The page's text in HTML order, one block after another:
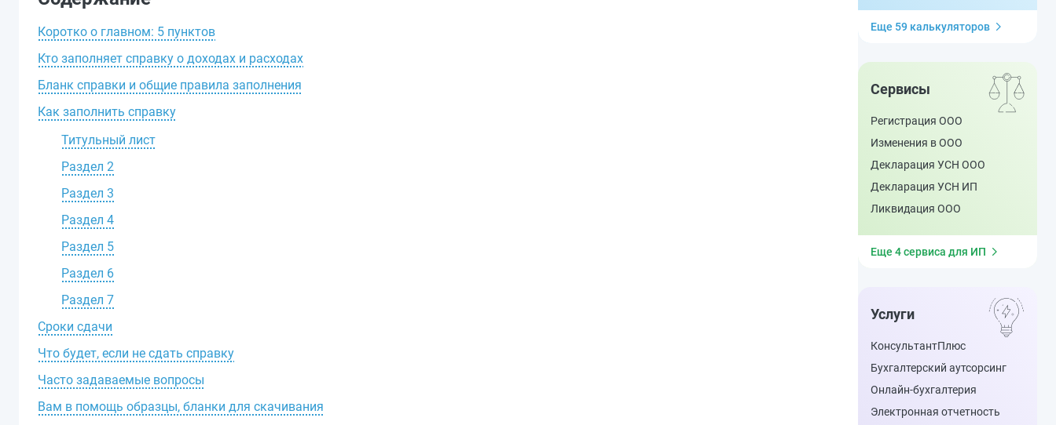
Коротко о главном: 5 пунктов
Кто заполняет справку о доходах и расходах
Бланк справки и общие правила заполнения
Как заполнить справку
Титульный лист
Раздел 2
Раздел 3
Раздел 4
Раздел 5
Раздел 6
Раздел 7
Сроки сдачи
Что будет, если не сдать справку
Часто задаваемые вопросы
Вам в помощь образцы, бланки для скачивания
Еще 59 калькуляторов
Сервисы
Регистрация ООО
Изменения в ООО
Декларация УСН ООО
Декларация УСН ИП
Ликвидация ООО
Еще 4 сервиса для ИП
Услуги
КонсультантПлюс
Бухгалтерский аутсорсинг
Онлайн-бухгалтерия
Электронная отчетность